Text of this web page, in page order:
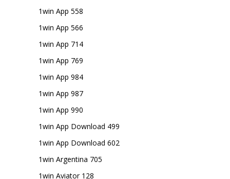
1win App 558
1win App 566
1win App 714
1win App 769
1win App 984
1win App 987
1win App 990
1win App Download 499
1win App Download 602
1win Argentina 705
1win Aviator 128